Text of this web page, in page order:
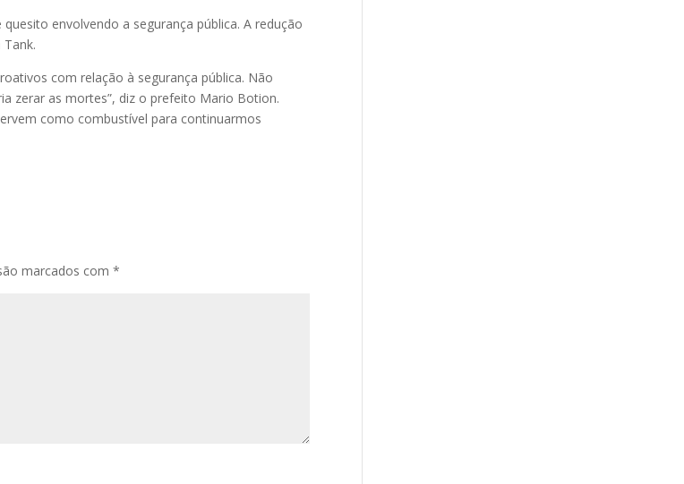
envolvendo a segurança pública. A redução
com relação à segurança pública. Não
zerar as mortes”, diz o prefeito Mario Botion.
como combustível para continuarmos
marcados com*